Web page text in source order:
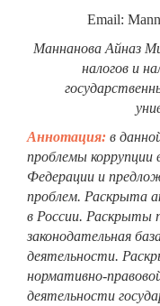
Email:
Маннанова Айназ
налогов и
Аннотация: в
проблемы
Федерации и
проблем. Раскрыта
в России. Раскрыты
законодательная
деятельности.
нормативно-
деятельности